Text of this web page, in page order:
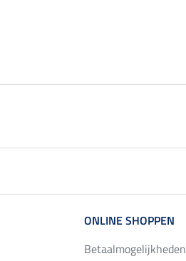
ONLINE SHOPPEN
Betaalmogelijkheden